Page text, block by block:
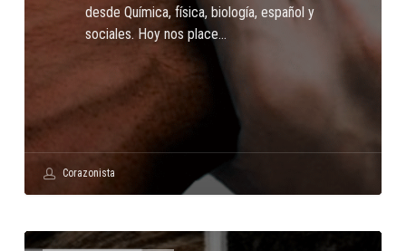
desde Química, física, biología, español y
sociales. Hoy nos place…
Corazonista
Revista